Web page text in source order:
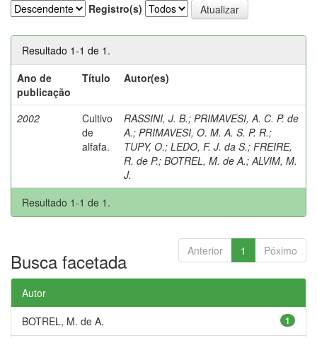
Registro(s)
Resultado 1-1 de 1.
Ano de
publicação
Título Autor(es)
2002
Cultivo
de
alfafa.
RASSINI, J. B.; PRIMAVESI, A. C. P. de
A.; PRIMAVESI, O. M. A. S. P. R.;
TUPY, O.; LEDO, F. J. da S.; FREIRE,
R. de P.; BOTREL, M. de A.; ALVIM, M.
J.
Resultado 1-1 de 1.
Anterior 1 Póximo
Busca facetada
Autor
1
BOTREL, M. de A.